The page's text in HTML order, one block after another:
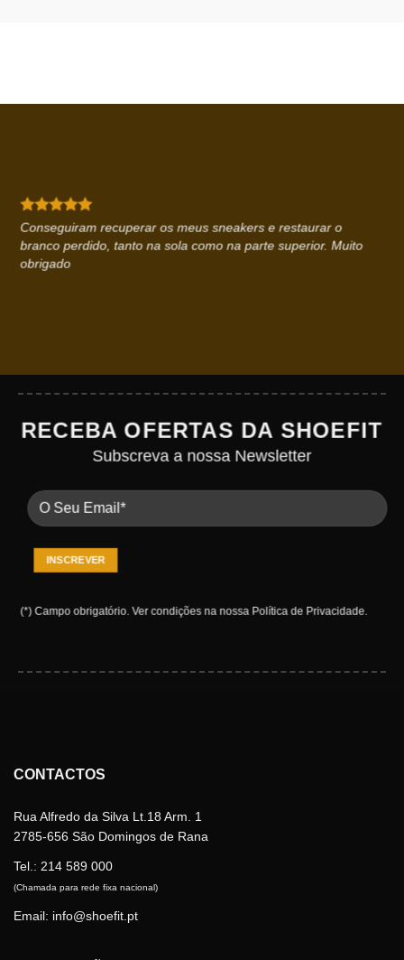
Conseguiram recuperar os meus sneakers e restaurar o
branco perdido, tanto na sola como na parte superior. Muito
obrigado
RECEBA OFERTAS DA SHOEFIT
Subscreva a nossa Newsletter
(*) Campo obrigatório. Ver condições na nossa Política de Privacidade
CONTACTOS
Rua Alfredo da Silva Lt.18 Arm. 1
2785-656 São Domingos de Rana
Tel.: 214 589 000
(Chamada para rede fixa nacional)
Email: info@shoefit.pt